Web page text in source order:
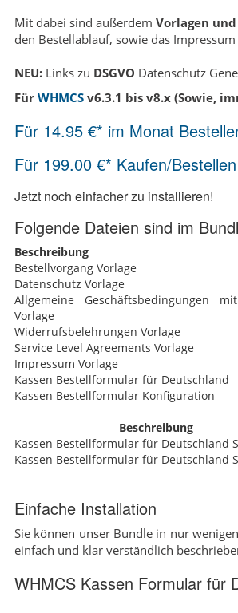
Mit dabei sind außerdemVorlagen
den Bestellablauf, sowie das
NEU: Links zu DSGVO Datenschutz
Für WHMCS v6.3.1 bis v8.x (Sowie,
Für 14.95 €* im Monat
Für 199.00 €* Kaufen/Bestellen
Jetzt noch einfacher zu installieren!
Folgende Dateien sind im
Beschreibung
Bestellvorgang Vorlage
Datenschutz Vorlage
Allgemeine Geschäftsbedingungen
Vorlage
Widerrufsbelehrungen Vorlage
Service Level Agreements Vorlage
Impressum Vorlage
Kassen Bestellformular für Deutschland
Kassen Bestellformular Konfiguration
Beschreibung
Kassen Bestellformular für Deutschland
Kassen Bestellformular für Deutschland
Einfache Installation
Sie können unser Bundle in nur
einfach und klar verständlich
WHMCS Kassen Formular für